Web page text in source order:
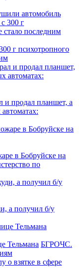
автомобиль
г психотропного
и продал планшет, а
в Бобруйске на
по
а получил б/у
Тельмана БГРОЧС.